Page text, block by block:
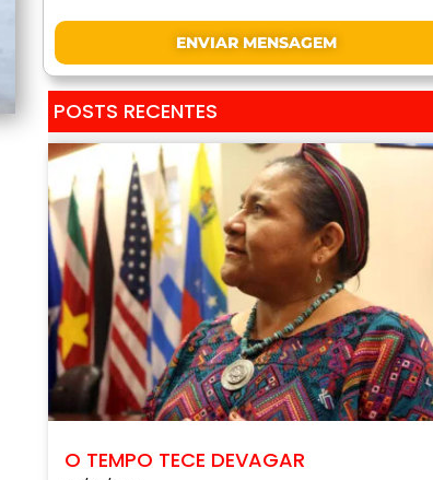
ENVIAR MENSAGEM
POSTS RECENTES
O TEMPO TECE DEVAGAR